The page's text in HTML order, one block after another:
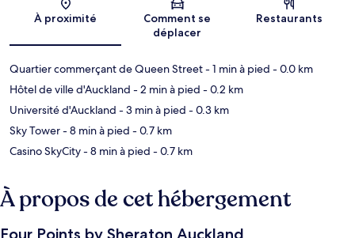
Carte
À proximité
Comment se
déplacer
Restaurants
Quartier commerçant de Queen Street- 1 min à pied - 0.0 km
Hôtel de ville d'Auckland - 2 min à pied - 0.2 km
Université d'Auckland - 3 min à pied - 0.3 km
Sky Tower- 8 min à pied - 0.7 km
Casino SkyCity- 8 min à pied - 0.7 km
À propos de cet hébergement
Four Points by Sheraton Auckland